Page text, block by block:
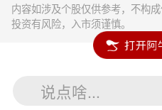
内容如涉及个股仅供参考，不构
投资有风险，入市须谨慎。
说点啥...